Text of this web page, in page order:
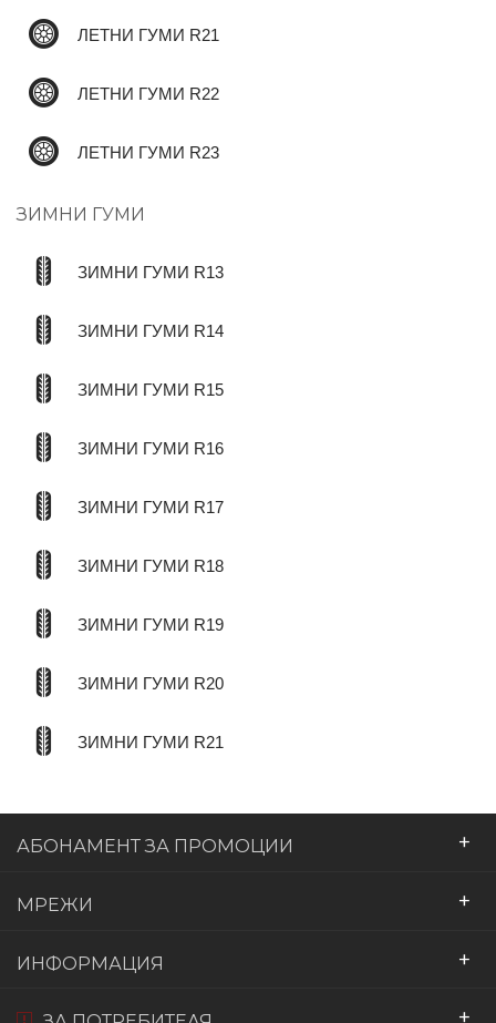
ЛЕТНИ ГУМИ R21
ЛЕТНИ ГУМИ R22
ЛЕТНИ ГУМИ R23
ЗИМНИ ГУМИ
ЗИМНИ ГУМИ R13
ЗИМНИ ГУМИ R14
ЗИМНИ ГУМИ R15
ЗИМНИ ГУМИ R16
ЗИМНИ ГУМИ R17
ЗИМНИ ГУМИ R18
ЗИМНИ ГУМИ R19
ЗИМНИ ГУМИ R20
ЗИМНИ ГУМИ R21
АБОНАМЕНТ ЗА ПРОМОЦИИ +
МРЕЖИ +
ИНФОРМАЦИЯ +